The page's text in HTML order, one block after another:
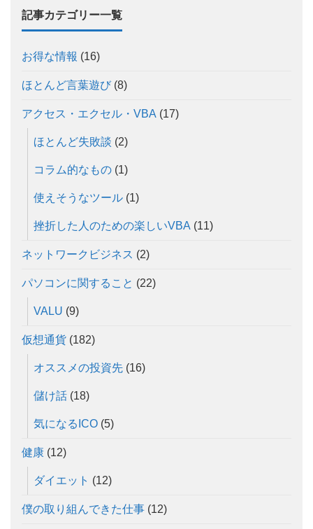
記事カテゴリー一覧
お得な情報 (16)
ほとんど言葉遊び(8)
アクセス・エクセル・VBA (17)
ほとんど失敗談 (2)
コラム的なもの (1)
使えそうなツール (1)
挫折した人のための楽しいVBA (11)
ネットワークビジネス (2)
パソコンに関すること (22)
VALU (9)
仮想通貨 (182)
オススメの投資先 (16)
儲け話 (18)
気になるICO (5)
健康 (12)
ダイエット (12)
僕の取り組んできた仕事 (12)